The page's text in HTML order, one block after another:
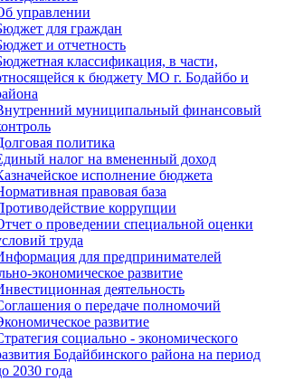
управлении
для граждан
и отчетность
классификация, в части,
к бюджету МО г. Бодайбо и
муниципальный финансовый
политика
налог на вмененный доход
исполнение бюджета
правовая база
коррупции
о проведении специальной оценки
труда
для предпринимателей
экономическое развитие
деятельность
о передаче полномочий
развитие
социально - экономического
Бодайбинского района на период
2030 года